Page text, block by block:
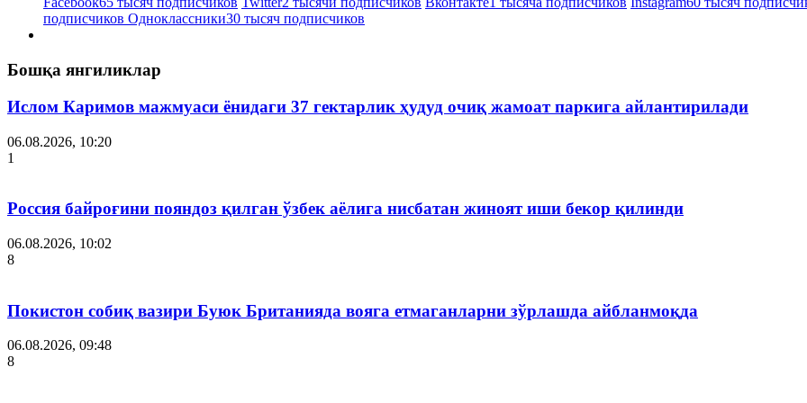
подписчиков Одноклассники30 тысяч подписчиков
Бошқа янгиликлар
Ислом Каримов мажмуаси ёнидаги 37 гектарлик ҳудуд очиқ жамоат паркига айлантирилади
06.08.2026, 10:20
1
Россия байроғини пояндоз қилган ўзбек аёлига нисбатан жиноят иши бекор қилинди
06.08.2026, 10:02
8
Покистон собиқ вазири Буюк Британияда вояга етмаганларни зўрлашда айбланмоқда
06.08.2026, 09:48
8